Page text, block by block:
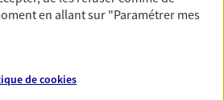
en allant sur "Paramétrer mes
decookies